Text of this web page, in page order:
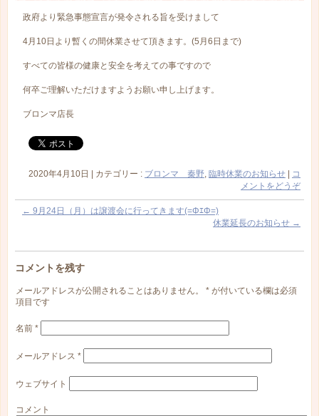
政府より緊急事態宣言が発令される旨を受けまして
4月10日より暫くの間休業させて頂きます。(5月6日まで)
すべての皆様の健康と安全を考えての事ですので
何卒ご理解いただけますようお願い申し上げます。
ブロンマ店長
2020年4月10日 カテゴリー : ブロンマ 秦野, 臨時休業のお知らせ
コ
メントをどうぞ
← 9月24日（月）は譲渡会に行ってきます(=ΦｴΦ=)
休業延長のお知らせ →
コメントを残す
メールアドレスが公開されることはありません。* が付いている欄は必須
項目です
名前*
メールアドレス*
ウェブサイト
コメント